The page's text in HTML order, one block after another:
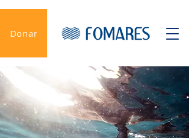
Donar